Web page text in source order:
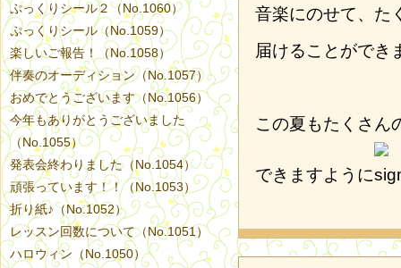
音楽にのせて、た
届けることができ
この夏もたくさん
できますように
ぷっくりシール２（No.1060）
ぷっくりシール（No.1059）
楽しいご報告！（No.1058）
伴奏のオーディション（No.1057）
おめでとうございます（No.1056）
今年もありがとうございました
（No.1055）
発表会終わりました（No.1054）
頑張っています！！（No.1053）
折り紙♪（No.1052）
レッスン回数について（No.1051）
ハロウィン（No.1050）